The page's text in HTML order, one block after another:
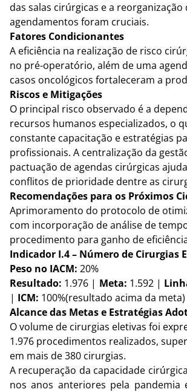
das salas cirúrgicas e a reorganização
agendamentos foram cruciais.
Fatores Condicionantes
A eficiência na realização de risco
no pré-operatório, além de uma
casos oncológicos fortaleceram a
Riscos e Mitigações
O principal risco observado é a
recursos humanos especializados, o
constante capacitação e estratégias
profissionais. A centralização da
pactuação de agendas cirúrgicas
conflitos de prioridade dentre as
Recomendações para os Próximos
Aprimoramento do protocolo de
com incorporação de análise de
procedimento para ganho de
Indicador I.4 – Número de Cirurgias
Peso no IACM: 20%
Resultado: 1.976 | Meta: 1.592 |
| ICM: 100%(resultado acima da meta)
Alcance das Metas e Estratégias
O volume de cirurgias eletivas foi
1.976 procedimentos realizados,
em mais de 380 cirurgias.
A recuperação da capacidade
nos anos anteriores pela pandemia